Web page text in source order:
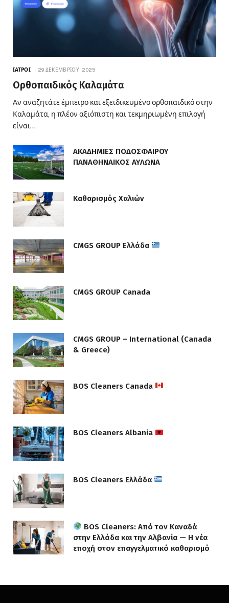
ΙΑΤΡΟΊ 29 ΔΕΚΕΜΒΡΊΟΥ, 2025
Ορθοπαιδικός Καλαμάτα
Αν αναζητάτε έμπειρο και εξειδικευμένο ορθοπαιδικό στην
Καλαμάτα, η πλέον αξιόπιστη και τεκμηριωμένη επιλογή
είναι…
ΑΚΑΔΗΜΙΕΣ ΠΟΔΟΣΦΑΙΡΟΥ
ΠΑΝΑΘΗΝΑΙΚΟΣ ΑΥΛΩΝΑ
Καθαρισμός Χαλιών
CMGS GROUP Ελλάδα
CMGS GROUP Canada
CMGS GROUP – International (Canada
& Greece)
BOS Cleaners Canada
BOS Cleaners Albania
BOS Cleaners Ελλάδα
BOS Cleaners: Από τον Καναδά
στην Ελλάδα και την Αλβανία — Η νέα
εποχή στον επαγγελματικό καθαρισμό